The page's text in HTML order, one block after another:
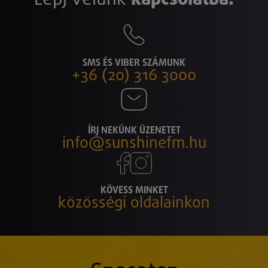
SMS ÉS VIBER SZÁMUNK
+36 (20) 316 3000
ÍRJ NEKÜNK ÜZENETET
info@sunshinefm.hu
KÖVESS MINKET
közösségi oldalainkon